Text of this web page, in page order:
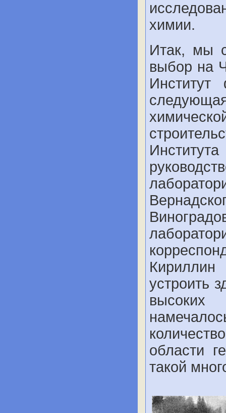
химии.
Итак, мы
выбор на
Институт
устроить
области
такой